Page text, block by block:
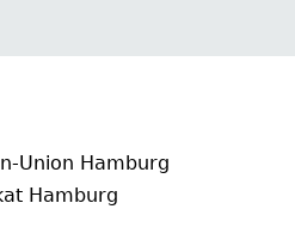
Union Hamburg
Hamburg